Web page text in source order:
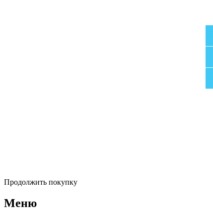
Продолжить покупку
Меню